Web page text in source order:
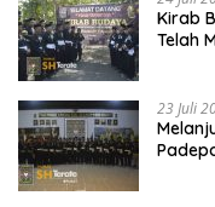
Kirab
Telah
23 Juli